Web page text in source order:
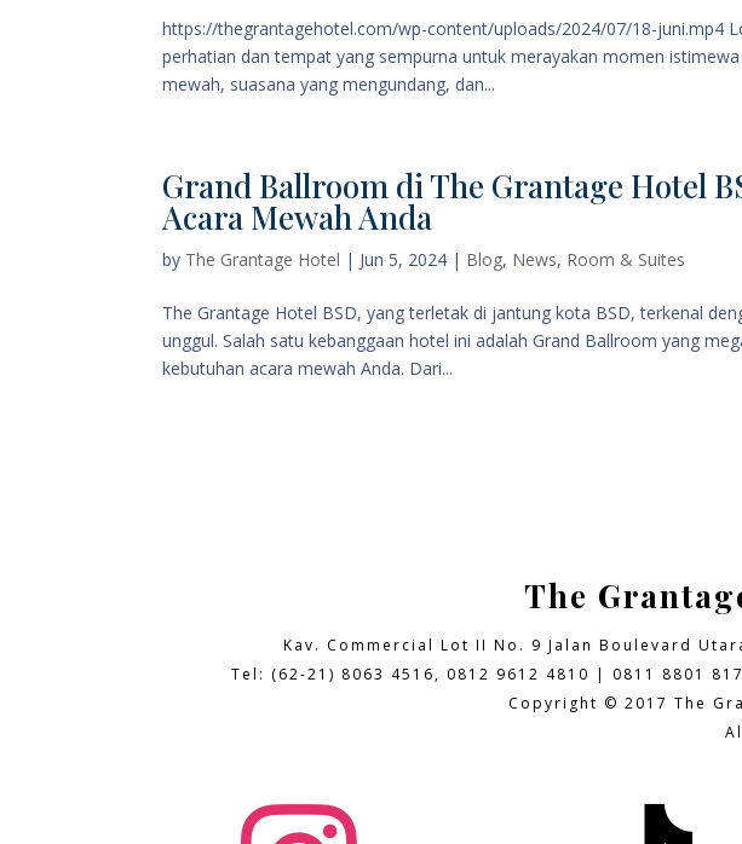
https://thegrantagehotel.com/wp-content/uploads/2024/07/18-juni.mp4
perhatian dan tempat yang sempurna untuk merayakan momen
mewah, suasana yang mengundang, dan...
Grand Ballroom di The Grantage Hotel
Acara Mewah Anda
by The Grantage Hotel | Jun 5, 2024 | Blog, News, Room & Suites
The Grantage Hotel BSD, yang terletak di jantung kota BSD, terkenal
unggul. Salah satu kebanggaan hotel ini adalah Grand Ballroom yang
kebutuhan acara mewah Anda. Dari...
The
Kav. Commercial Lot II No. 9 Jalan Boulevard
Tel: (62-21) 8063 4516, 0812 9612 4810 | 0811 8801
Copyright © 2017 The